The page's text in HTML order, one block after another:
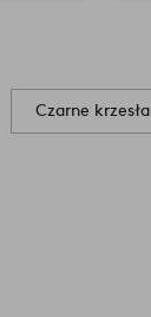
Czarne krzesła